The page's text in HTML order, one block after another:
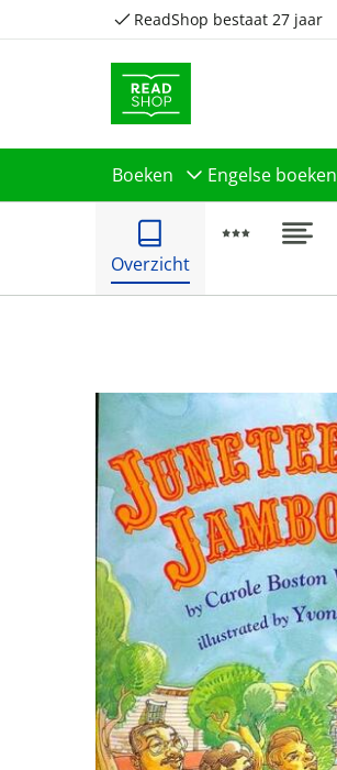
ReadShop bestaat 27 jaar
Boeken Engelse boeken
Overzicht